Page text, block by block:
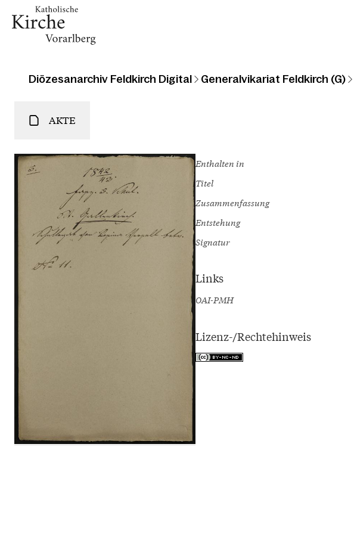
Diözesanarchiv Feldkirch Digital Generalvikariat Feldkirch (G)
AKTE
Enthalten in
Titel
Zusammenfassung
Entstehung
Signatur
Links
OAI-PMH
Lizenz-/Rechtehinweis